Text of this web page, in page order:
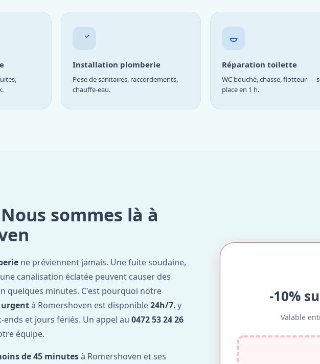
Installation plomberie
Pose de sanitaires, raccordements,
chauffe-eau.
Réparation toilette
WC bouché, chasse, flotteur —
place en 1 h.
sommes là à
ne préviennent jamais. Une fuite soudaine,
canalisation éclatée peuvent causer des
quelques minutes. C'est pourquoi notre
urgentà Romershoven est disponible24h/7, y
et jours fériés. Un appel au 0472 53 24 26
équipe.
de 45 minutesà Romershoven et ses
-10%
Valable